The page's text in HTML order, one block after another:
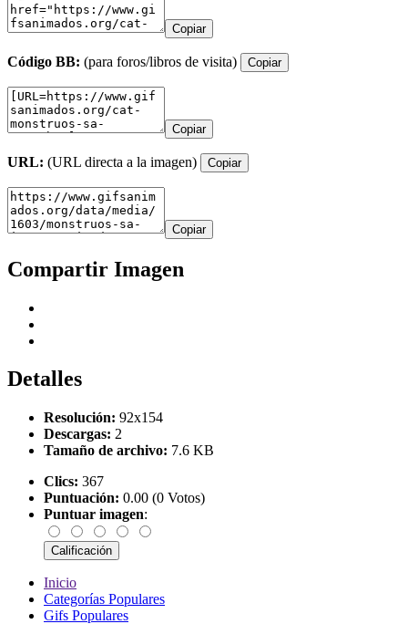
Copiar
Código BB: (para foros/libros de visita) Copiar
Copiar
URL: (URL directa a la imagen) Copiar
Copiar
Compartir Imagen
Detalles
Resolución: 92x154
Descargas: 2
Tamaño de archivo: 7.6 KB
Clics: 367
Puntuación: 0.00 (0 Votos)
Puntuar imagen:
Inicio
Categorías Populares
Gifs Populares